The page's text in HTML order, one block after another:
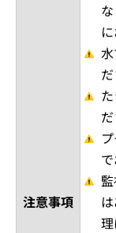
注意事項
だ
だ